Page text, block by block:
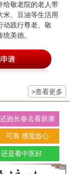
给敬老院的老人带
米、豆油等生活用
动践行尊老、敬
美德。
>查看更多
跑长春去看肤康
可靠 感觉放心
还是看中医好